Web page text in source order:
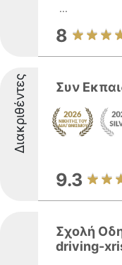
...
8
Διακριθέντες Συν
9.3
Σχολή
driving-